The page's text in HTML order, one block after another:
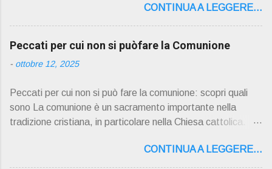
Dio giunta in continuit à ecclesiale a noi per mezzo di Gesù,
degli Apostoli e dei loro successori . Io don Gino Oliosi v
orrei contribuire ad una lettura non pregiudiziale su don
Enzo Boninsegna . Per gli ultimi tempi di vita l'ho scelto
come Confessore. Del suo volume " ERO "CURATO" …
D on Enzo Boninsegna , per ordinazioni Via San Giovanni
Pupatoro,16 – 37134 Verona Tel. 045 8201679 – Cell.
338990 8824 PRESENTAZIONE R icordo che qualche
bellissimo libro di Georges Bernanos , " DIARIO DI UN
CONTINUA A LEGGERE...
Peccati per cui non si puòfare la Comunione
- ottobre 12, 2025
Peccati per cui non si può fare la comunione: scopri quali
sono La comunione è un sacramento importante nella
tradizione cristiana, in particolare nella Chiesa cattolica.
di Cristo sotto forma di pane e vino consacrati. Tuttavia, ci
sono alcuni peccati che impediscono ai fedeli di partecipare
CONTINUA A LEGGERE...